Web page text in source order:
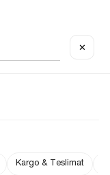
Gelince Haber Ver
✕
Kargo & Teslimat